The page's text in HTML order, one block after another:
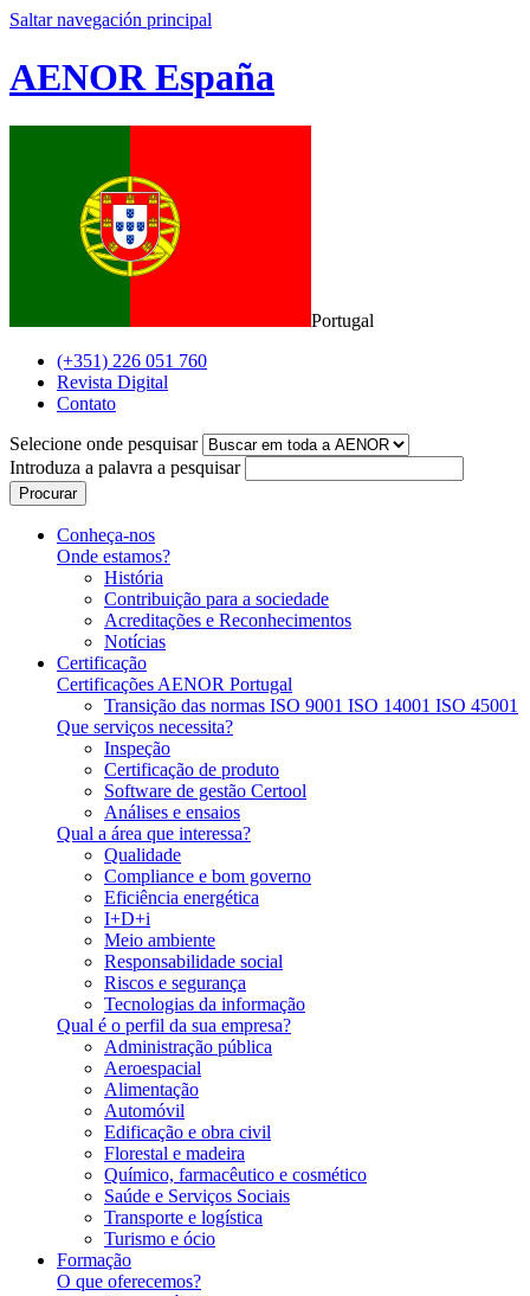
Saltar navegación principal
AENOR España
Portugal
(+351) 226 051 760
Revista Digital
Contato
Selecione onde pesquisar
Introduza a palavra a pesquisar
Procurar
Conheça-nos
Onde estamos?
História
Contribuição para a sociedade
Acreditações e Reconhecimentos
Notícias
Certificação
Certificações AENOR Portugal
Transição das normas ISO 9001 ISO 14001 ISO 45001
Que serviços necessita?
Inspeção
Certificação de produto
Software de gestão Certool
Análises e ensaios
Qual a área que interessa?
Qualidade
Compliance e bom governo
Eficiência energética
I+D+i
Meio ambiente
Responsabilidade social
Riscos e segurança
Tecnologias da informação
Qual é o perfil da sua empresa?
Administração pública
Aeroespacial
Alimentação
Automóvil
Edificação e obra civil
Florestal e madeira
Químico, farmacêutico e cosmético
Saúde e Serviços Sociais
Transporte e logística
Turismo e ócio
Formação
O que oferecemos?